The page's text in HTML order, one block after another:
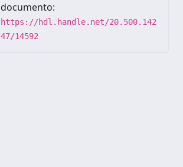
documento:
https://hdl.handle.net/20.500.142
47/14592